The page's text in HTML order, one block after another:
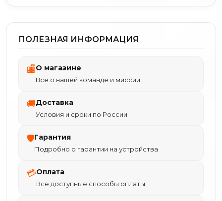
ПОЛЕЗНАЯ ИНФОРМАЦИЯ
🏬О магазине
Всё о нашей команде и миссии
🚚Доставка
Условия и сроки по России
🛡Гарантия
Подробно о гарантии на устройства
💳Оплата
Все доступные способы оплаты